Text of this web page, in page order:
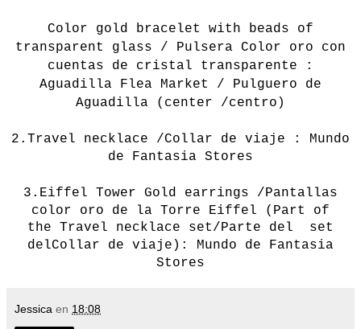
Color gold bracelet with beads of
transparent glass / Pulsera Color oro con
cuentas de cristal transparente :
Aguadilla Flea Market / Pulguero de
Aguadilla (center /centro)
2. Travel necklace /Collar de viaje : Mundo
de Fantasia Stores
3. Eiffel Tower Gold
earrings /Pantallas
color oro de la Torre Eiffel (Part of
the Travel necklace set/Parte del set
delCollar de viaje) : Mundo de Fantasia
Stores
Jessica en 18:08